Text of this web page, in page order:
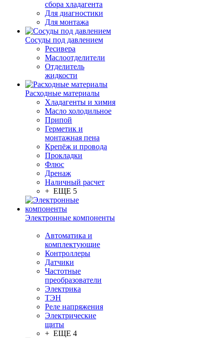
сбора хладагента
Для диагностики
Для монтажа
Сосуды под давлением
Ресивера
Маслоотделители
Отделитель
жидкости
Расходные материалы
Хладагенты и химия
Масло холодильное
Припой
Герметик и
монтажная пена
Крепёж и провода
Прокладки
Флюс
Дренаж
Наличный расчет
+ ЕЩЕ 5
Электронные компоненты
Автоматика и
комплектующие
Контроллеры
Датчики
Частотные
преобразователи
Электрика
ТЭН
Реле напряжения
Электрические
щиты
+ ЕЩЕ 4